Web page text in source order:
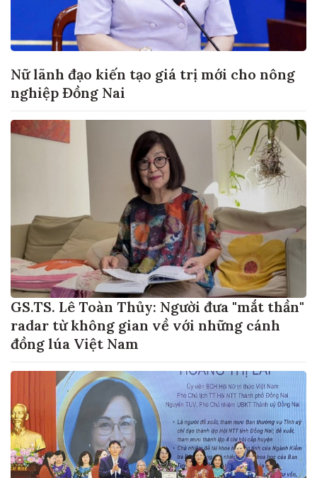
Nữ lãnh đạo kiến tạo giá trị mới cho nông
nghiệp Đồng Nai
GS.TS. Lê Toàn Thủy: Người đưa "mắt thần"
radar từ không gian về với những cánh
đồng lúa Việt Nam